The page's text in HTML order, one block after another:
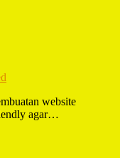
website
agar…